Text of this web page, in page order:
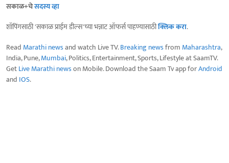
सकाळ+चेसदस्य व्हा
शॉपिंगसाठी 'सकाळ प्राईम डील्स'च्या भन्नाट ऑफर्स पाहण्यासाठीक्लिक करा.
Read Marathi newsand watch Live TV.Breaking newsfrom Maharashtra,
India, Pune,Mumbai, Politics, Entertainment, Sports, Lifestyle at SaamTV.
GetLive Marathi newson Mobile. Download the Saam Tv app forAndroid
and IOS.